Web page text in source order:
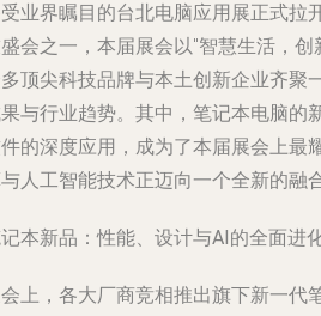
业界瞩目的台北电脑应用展正式拉
会之一，本届展会以"智慧生活，
顶尖科技品牌与本土创新企业齐聚
与行业趋势。其中，笔记本电脑的
的深度应用，成为了本届展会上最
人工智能技术正迈向一个全新的融
本新品：性能、设计与AI的全面进
上，各大厂商竞相推出旗下新一代